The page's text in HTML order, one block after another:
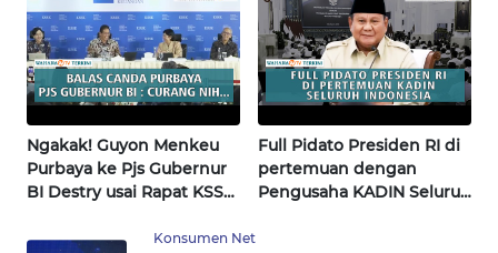
Ngakak! Guyon Menkeu
Purbaya ke Pjs Gubernur
BI Destry usai Rapat KSSK
Full Pidato Presiden RI di
pertemuan dengan
Pengusaha KADIN Seluruh
Konsumen Net
WN
BENGKULU
WN
LAMPUNG
JATENG